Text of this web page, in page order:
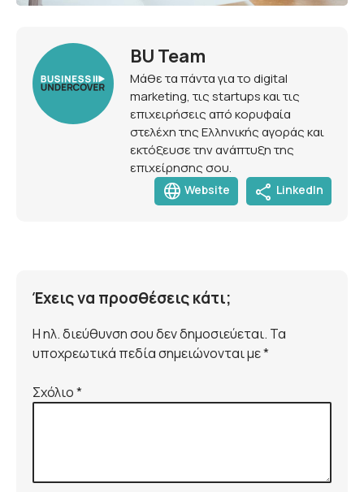
BU Team
Μάθε τα πάντα για το digital
marketing, τις startups και τις
επιχειρήσεις από κορυφαία
στελέχη της Ελληνικής αγοράς και
εκτόξευσε την ανάπτυξη της
επιχείρησης σου.
language Website share LinkedIn
Έχεις να προσθέσεις κάτι;
Η ηλ. διεύθυνση σου δεν δημοσιεύεται. Τα
υποχρεωτικά πεδία σημειώνονται με *
Σχόλιο*